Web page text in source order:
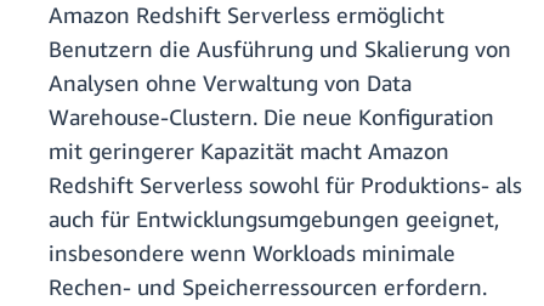
Amazon Redshift Serverless ermöglicht
Benutzern die Ausführung und Skalierung von
Analysen ohne Verwaltung von Data
Warehouse-Clustern. Die neue Konfiguration
mit geringerer Kapazität macht Amazon
Redshift Serverless sowohl für Produktions- als
auch für Entwicklungsumgebungen geeignet,
insbesondere wenn Workloads minimale
Rechen- und Speicherressourcen erfordern.